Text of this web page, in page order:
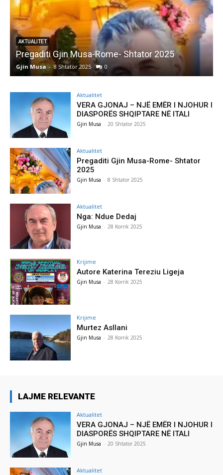
AKTUALITET
Pregaditi Gjin Musa-Rome- Shtator 2025
Gjin Musa - 8 Shtator 2025 0
Aktualitet
VERA GJONAJ – NJË EMËR I NJOHUR I
DIASPORËS SHQIPTARE NË ITALI
Gjin Musa - 20 Shtator 2025
Aktualitet
Pregaditi Gjin Musa-Rome- Shtator
2025
Gjin Musa - 8 Shtator 2025
Aktualitet
Nga: Ndue Dedaj
Gjin Musa - 28 Korrik 2025
Krijime
Autore Katerina Tereziu Ligeja
Gjin Musa - 28 Korrik 2025
Krijime
Murtez Asllani
Gjin Musa - 28 Korrik 2025
LAJME RELEVANTE
Aktualitet
VERA GJONAJ – NJË EMËR I NJOHUR I
DIASPORËS SHQIPTARE NË ITALI
Gjin Musa - 20 Shtator 2025
Aktualitet